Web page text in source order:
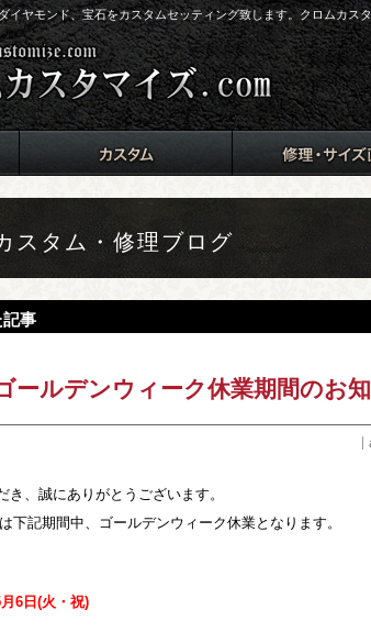
イヤモンド、宝石をカスタムセッティング致します。クロムカス
スタム・修理ブログ
記事
ールデンウィーク休業期間のお
き、誠にありがとうございます。
下記期間中、ゴールデンウィーク休業となります。
6日(火・祝)